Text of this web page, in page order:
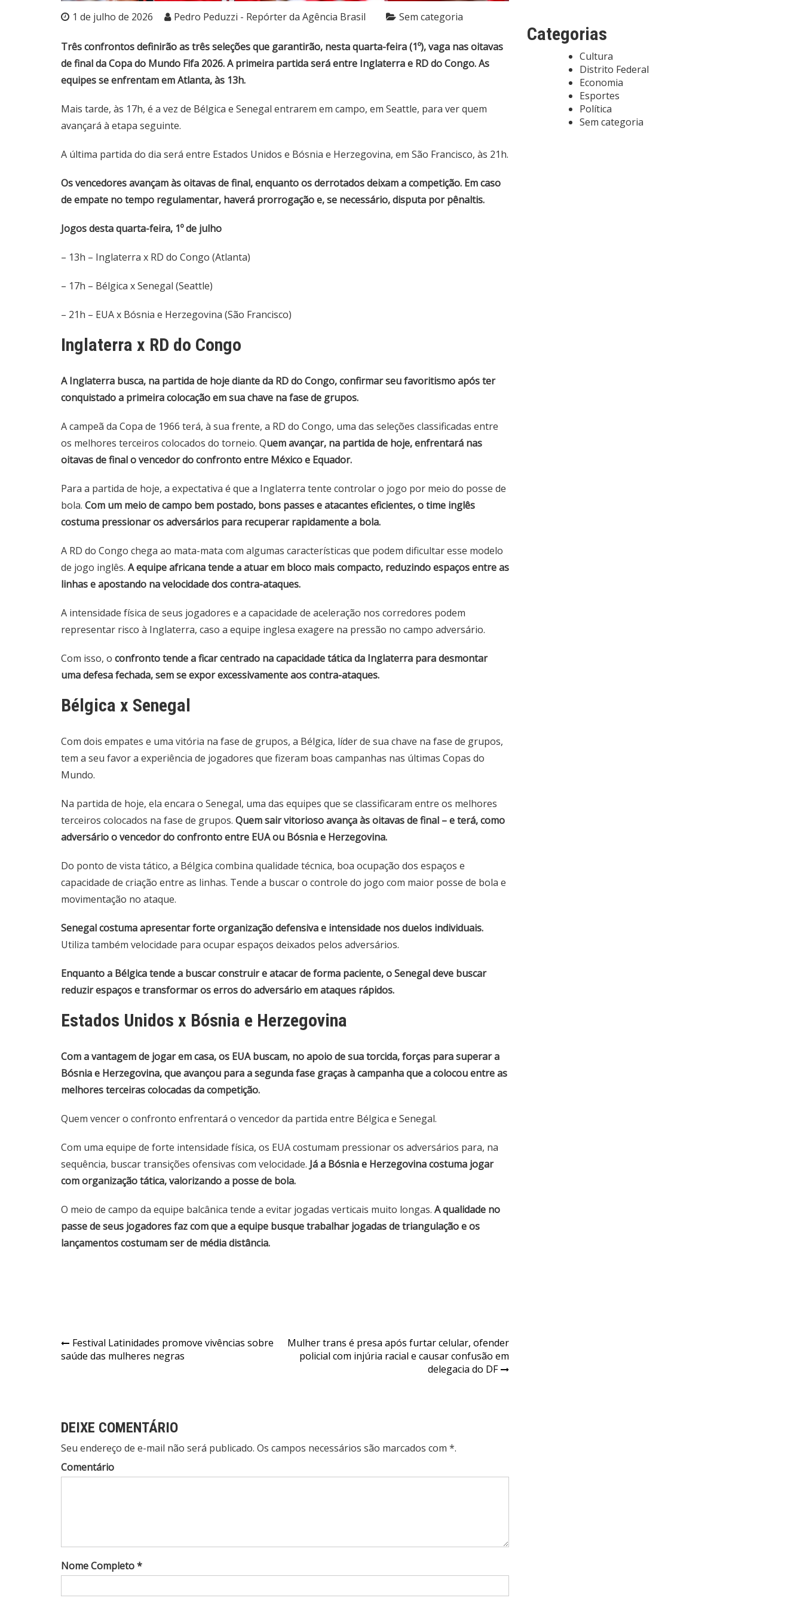
1 de julho de 2026 Pedro Peduzzi - Repórter da Agência Brasil Sem categoria
Três confrontos definirão as três seleções que garantirão, nesta quarta-feira (1º), vaga nas oitavas
de final da Copa do Mundo Fifa 2026. A primeira partida será entre Inglaterra e RD do Congo. As
equipes se enfrentam em Atlanta, às 13h.
Mais tarde, às 17h, é a vez de Bélgica e Senegal entrarem em campo, em Seattle, para ver quem
avançará à etapa seguinte.
A última partida do dia será entre Estados Unidos e Bósnia e Herzegovina, em São Francisco, às 21h.
Os vencedores avançam às oitavas de final, enquanto os derrotados deixam a competição. Em caso
de empate no tempo regulamentar, haverá prorrogação e, se necessário, disputa por pênaltis.
Jogos desta quarta-feira, 1º de julho
– 13h – Inglaterra x RD do Congo (Atlanta)
– 17h – Bélgica x Senegal (Seattle)
– 21h – EUA x Bósnia e Herzegovina (São Francisco)
Inglaterra x RD do Congo
A Inglaterra busca, na partida de hoje diante da RD do Congo, confirmar seu favoritismo após ter
conquistado a primeira colocação em sua chave na fase de grupos.
A campeã da Copa de 1966 terá, à sua frente, a RD do Congo, uma das seleções classificadas entre
os melhores terceiros colocados do torneio. Quem avançar, na partida de hoje, enfrentará nas
oitavas de final o vencedor do confronto entre México e Equador.
Para a partida de hoje, a expectativa é que a Inglaterra tente controlar o jogo por meio do posse de
bola. Com um meio de campo bem postado, bons passes e atacantes eficientes, o time inglês
costuma pressionar os adversários para recuperar rapidamente a bola.
A RD do Congo chega ao mata-mata com algumas características que podem dificultar esse modelo
de jogo inglês. A equipe africana tende a atuar em bloco mais compacto, reduzindo espaços entre as
linhas e apostando na velocidade dos contra-ataques.
A intensidade física de seus jogadores e a capacidade de aceleração nos corredores podem
representar risco à Inglaterra, caso a equipe inglesa exagere na pressão no campo adversário.
Com isso, o confronto tende a ficar centrado na capacidade tática da Inglaterra para desmontar
uma defesa fechada, sem se expor excessivamente aos contra-ataques.
Bélgica x Senegal
Com dois empates e uma vitória na fase de grupos, a Bélgica, líder de sua chave na fase de grupos,
tem a seu favor a experiência de jogadores que fizeram boas campanhas nas últimas Copas do
Mundo.
Na partida de hoje, ela encara o Senegal, uma das equipes que se classificaram entre os melhores
terceiros colocados na fase de grupos. Quem sair vitorioso avança às oitavas de final – e terá, como
adversário o vencedor do confronto entre EUA ou Bósnia e Herzegovina.
Do ponto de vista tático, a Bélgica combina qualidade técnica, boa ocupação dos espaços e
capacidade de criação entre as linhas. Tende a buscar o controle do jogo com maior posse de bola e
movimentação no ataque.
Senegal costuma apresentar forte organização defensiva e intensidade nos duelos individuais.
Utiliza também velocidade para ocupar espaços deixados pelos adversários.
Enquanto a Bélgica tende a buscar construir e atacar de forma paciente, o Senegal deve buscar
reduzir espaços e transformar os erros do adversário em ataques rápidos.
Estados Unidos x Bósnia e Herzegovina
Com a vantagem de jogar em casa, os EUA buscam, no apoio de sua torcida, forças para superar a
Bósnia e Herzegovina, que avançou para a segunda fase graças à campanha que a colocou entre as
melhores terceiras colocadas da competição.
Quem vencer o confronto enfrentará o vencedor da partida entre Bélgica e Senegal.
Com uma equipe de forte intensidade física, os EUA costumam pressionar os adversários para, na
sequência, buscar transições ofensivas com velocidade. Já a Bósnia e Herzegovina costuma jogar
com organização tática, valorizando a posse de bola.
O meio de campo da equipe balcânica tende a evitar jogadas verticais muito longas. A qualidade no
passe de seus jogadores faz com que a equipe busque trabalhar jogadas de triangulação e os
lançamentos costumam ser de média distância.
Navegação
de
Festival Latinidades promove vivências sobre
saúde das mulheres negras
Mulher trans é presa após furtar celular, ofender
policial com injúria racial e causar confusão em
delegacia do DF
DEIXE COMENTÁRIO
Seu endereço de e-mail não será publicado. Os campos necessários são marcados com *.
Comentário
Nome Completo *
Categorias
Cultura
Distrito Federal
Economia
Esportes
Política
Sem categoria